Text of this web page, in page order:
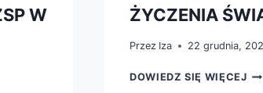
W
ŻYCZENIA
Przez Iza 22 grudnia,
DOWIEDZ SIĘ WIĘCEJ